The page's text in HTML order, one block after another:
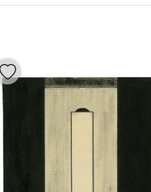
Seine Kunstwerke sind
in Peris
Atmosphäre
und des künstlerischen